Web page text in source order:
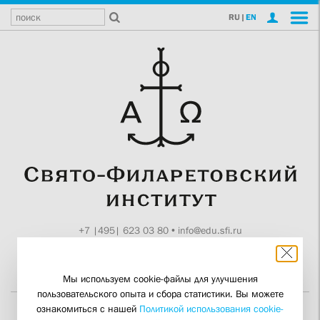
RU | EN
+7 |495| 623 03 80• info@edu.sfi.ru
Мы используем cookie-файлы для улучшения
пользовательского опыта и сбора статистики. Вы можете
ознакомиться с нашей Политикой использования cookie-